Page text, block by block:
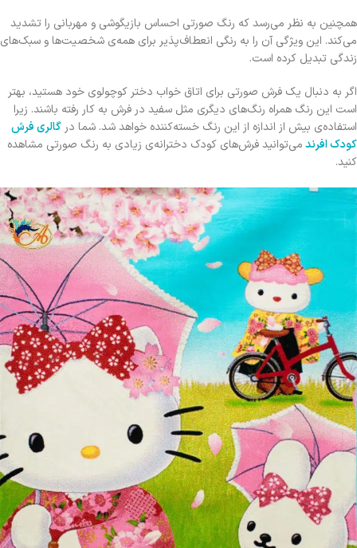
همچنین به نظر می‌رسد که رنگ صورتی احساس بازیگوشی و مهربانی را تشدید
می‌کند. این ویژگی آن را به رنگی انعطاف‌پذیر برای همه‌ی شخصیت‌ها و سبک‌های
زندگی تبدیل کرده است.
اگر به دنبال یک فرش صورتی برای اتاق خواب دختر کوچولوی خود هستید، بهتر
است این رنگ همراه رنگ‌های دیگری مثل سفید در فرش به کار رفته باشند. زیرا
استفاده‌ی بیش از اندازه از این رنگ خسته‌کننده خواهد شد. شما درگالری فرش
کودک افرندمی‌توانید فرش‌های کودک دخترانه‌ی زیادی به رنگ صورتی مشاهده
کنید.